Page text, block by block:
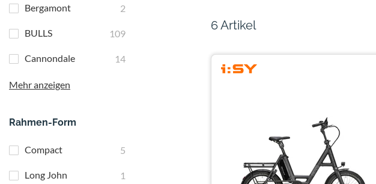
Bergamont 2
BULLS 109
Cannondale 14
Mehr anzeigen
Rahmen-Form
Compact 5
Long John 1
6 Artikel